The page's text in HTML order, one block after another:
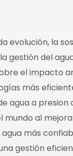
evolución, la
gestión del
el impacto
más
agua a presion
mundo al
más
gestión